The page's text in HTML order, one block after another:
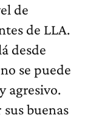
de
de LLA.
desde
se puede
agresivo.
buenas